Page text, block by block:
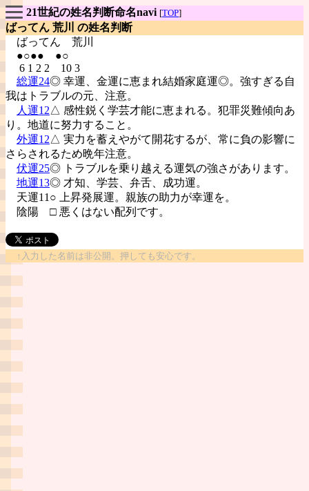
21世紀の姓名判断命名navi [TOP]
ばってん 荒川 の姓名判断
ばってん 荒川
●○●● ●○
6 1 2 2 10 3
総運24◎ 幸運、金運に恵まれ結婚家庭運◎。強すぎる自
我はトラブルの元、注意。
人運12△ 感性鋭く学芸才能に恵まれる。犯罪災難傾向あ
り。地道に努力すること。
外運12△ 実力を蓄えやがて開花するが、常に負の影響に
さらされるため晩年注意。
伏運25◎ トラブルを乗り越える運気の強さがあります。
地運13◎ 才知、学芸、弁舌、成功運。
天運11○ 上昇発展運。親族の助力が幸運を。
陰陽 □ 悪くはない配列です。
↑入力した名前は非公開。押しても安心です。